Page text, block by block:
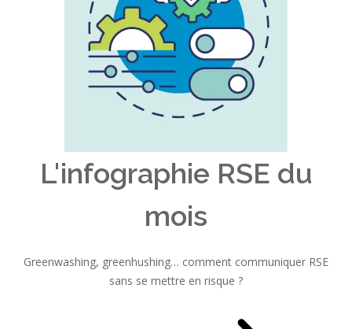
L'infographie RSE du
mois
Greenwashing, greenhushing… comment communiquer RSE
sans se mettre en risque ?